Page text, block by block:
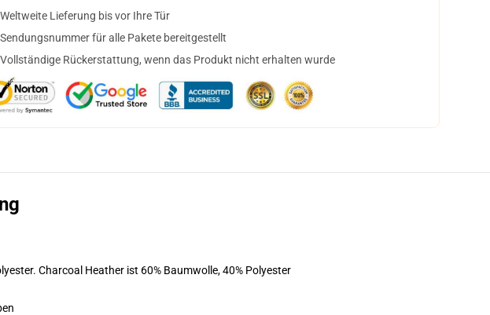
Weltweite Lieferung bis vor Ihre Tür
Sendungsnummer für alle Pakete bereitgestellt
Vollständige Rückerstattung, wenn das Produkt nicht erhalten wurde
Charcoal Heather ist 60% Baumwolle, 40% Polyester